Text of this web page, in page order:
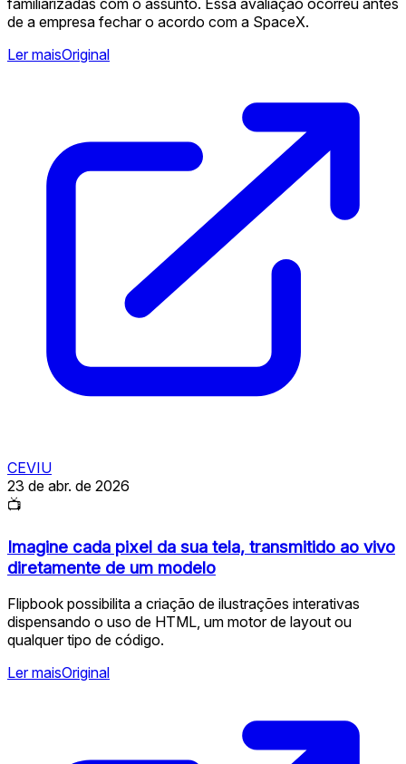
de a empresa fechar o acordo com a SpaceX.
Ler maisOriginal
CEVIU
23 de abr. de 2026
📺
Imagine cada pixel da sua tela, transmitido ao vivo
diretamente de um modelo
Flipbook possibilita a criação de ilustrações interativas
dispensando o uso de HTML, um motor de layout ou
qualquer tipo de código.
Ler maisOriginal